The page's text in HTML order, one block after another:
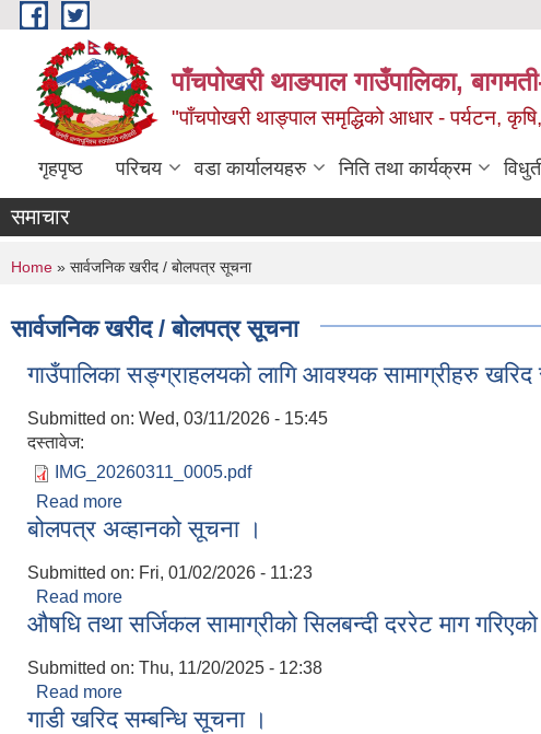
Skip to main content
पाँचपोखरी थाङपाल गाउँपालिका,
"पाँचपोखरी थाङ्पाल समृद्धिको आधार - पर्यटन,
गृहपृष्ठ परिचय वडा कार्यालयहरु निति तथा कार्यक्रम
समाचार
You are here
Home » सार्वजनिक खरीद / बोलपत्र सूचना
सार्वजनिक खरीद / बोलपत्र सूचना
गाउँपालिका सङ्ग्राहलयको लागि आवश्यक सामाग्रीहरु खरिद
Submitted on: Wed, 03/11/2026 - 15:45
दस्तावेज:
IMG_20260311_0005.pdf
Read more
बोलपत्र अव्हानको सूचना ।
Submitted on: Fri, 01/02/2026 - 11:23
Read more
औषधि तथा सर्जिकल सामाग्रीको सिलबन्दी दररेट माग
Submitted on: Thu, 11/20/2025 - 12:38
Read more
गाडी खरिद सम्बन्धि सूचना ।